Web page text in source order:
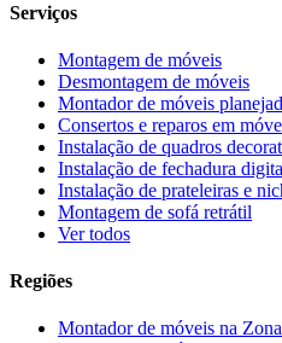
Serviços
Montagem de móveis
Desmontagem de móveis
Montador de móveis
Consertos e reparos em
Instalação de quadros
Instalação de fechadura
Instalação de prateleiras e
Montagem de sofá retrátil
Ver todos
Regiões
Montador de móveis na